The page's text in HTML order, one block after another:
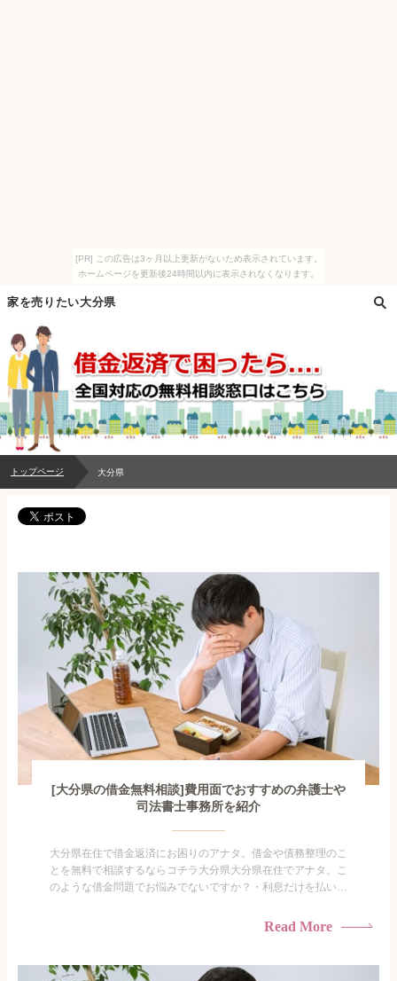
[PR] この広告は3ヶ月以上更新がないため表示されています。
ホームページを更新後24時間以内に表示されなくなります。
家を売りたい大分県
トップページ 大分県
[大分県の借金無料相談]費用面でおすすめの弁護士や
司法書士事務所を紹介
大分県在住で借金返済にお困りのアナタ。借金や債務整理のこ
とを無料で相談するならコチラ大分県大分県在住でアナタ。こ
のような借金問題でお悩みでないですか？・利息だけを払い続
られたくない・借金の催促、取り立てで憂鬱になる。・闇金に
がありま...
Read More